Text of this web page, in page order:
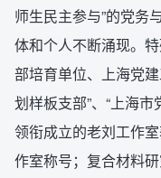
师生民主参与”的党务
体和个人不断涌现。
部培育单位、上海党
划样板支部”、“上海
领衔成立的老刘工作
作室称号；复合材料